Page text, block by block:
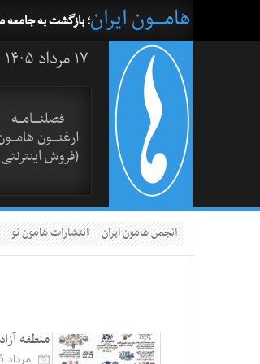
هامــــون ایران؛ بازگشت به جامعه
۱۷ مرداد ۱۴۰۵
فصلنــــامـــه
ارغنــــون
(فروش
انجمن هامون ایران انتشارات هامون نو
منطقه
مرداد 6, 1405